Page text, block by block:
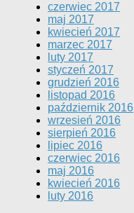
czerwiec 2017
maj 2017
kwiecień 2017
marzec 2017
luty 2017
styczeń 2017
grudzień 2016
listopad 2016
październik 2016
wrzesień 2016
sierpień 2016
lipiec 2016
czerwiec 2016
maj 2016
kwiecień 2016
luty 2016